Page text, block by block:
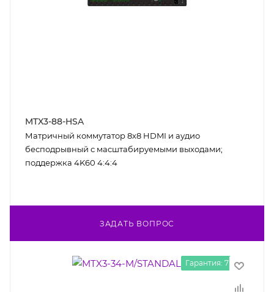
MTX3-88-HSA
Матричный коммутатор 8x8 HDMI и аудио
бесподрывный с масштабируемыми выходами;
поддержка 4K60 4:4:4
ЗАДАТЬ ВОПРОС
Гарантия: 7 лет